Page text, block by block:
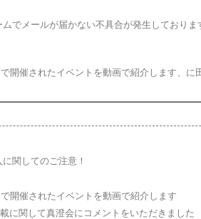
ムでメールが届かない不具合が発生しており
開催されたイベントを動画で紹介します、
関してのご注意！
開催されたイベントを動画で紹介します
に関して真澄会にコメントをいただきました